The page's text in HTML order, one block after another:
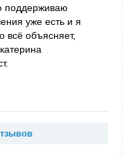
поддерживаю
уже есть и я
всё объясняет,